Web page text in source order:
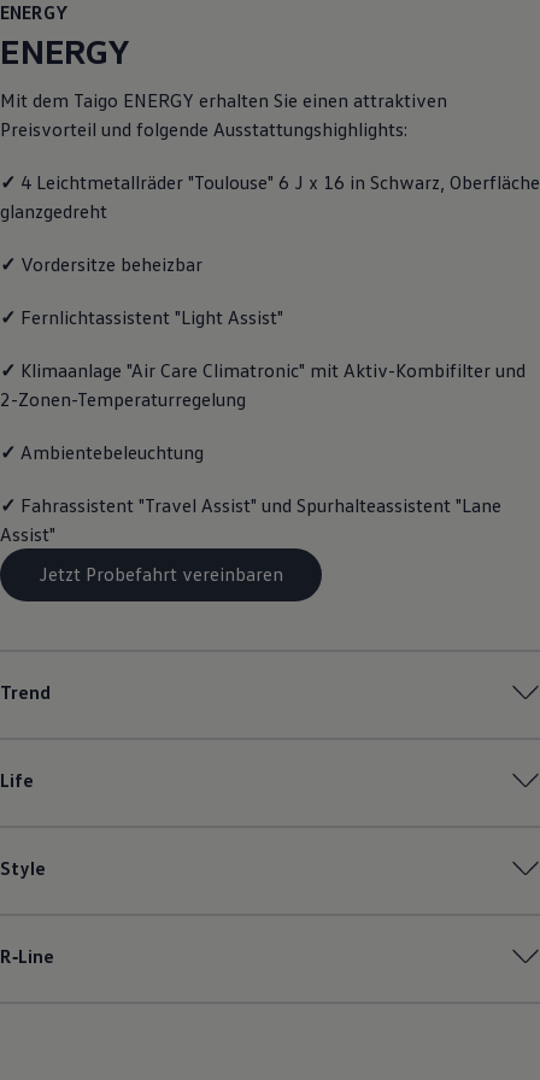
Volkswagen Teile
Zubehör
Schutz und Pflege
Transport
Wallbox und Ladekabel
Digitale Extras
Volkswagen Apps, Login und Shop
Updates für Software, Karten und Radio
Über Ihr Auto
Vorgängermodelle
Volkswagen Kundenbetreuung
Assistenzsysteme
Digitale Betriebsanleitung
Lifestyle
Transport
ENERGY
ENERGY
Mit dem Taigo ENERGY erhalten Sie einen attraktiven
Preisvorteil und folgende Ausstattungshighlights:
✓ 4 Leichtmetallräder "Toulouse" 6 J x 16 in Schwarz, Oberfläche
glanzgedreht
✓ Vordersitze beheizbar
✓ Fernlichtassistent "Light Assist"
✓ Klimaanlage "Air Care Climatronic" mit Aktiv-Kombifilter und
2-Zonen-Temperaturregelung
✓ Ambientebeleuchtung
✓ Fahrassistent "Travel Assist" und Spurhalteassistent "Lane
Assist"
Jetzt Probefahrt vereinbaren
Trend
Life
Style
R‑Line